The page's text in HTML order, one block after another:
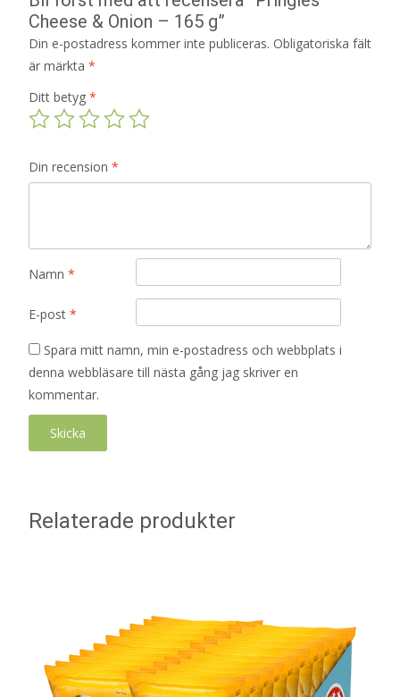
Cheese & Onion – 165 g”
Din e-postadress kommer inte publiceras. Obligatoriska fält
är märkta *
Ditt betyg *
Din recension *
Namn *
E-post *
Spara mitt namn, min e-postadress och webbplats i
denna webbläsare till nästa gång jag skriver en
kommentar.
Relaterade produkter